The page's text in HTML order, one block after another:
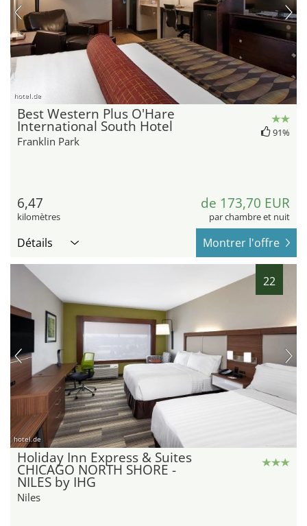
hotel.de
Best Western Plus O'Hare
International South Hotel
Franklin Park
91%
6,47
kilomètres
de 173,70 EUR
par chambre et nuit
Détails Montrer l'offre
22
hotel.de
Holiday Inn Express & Suites
CHICAGO NORTH SHORE -
NILES by IHG
Niles